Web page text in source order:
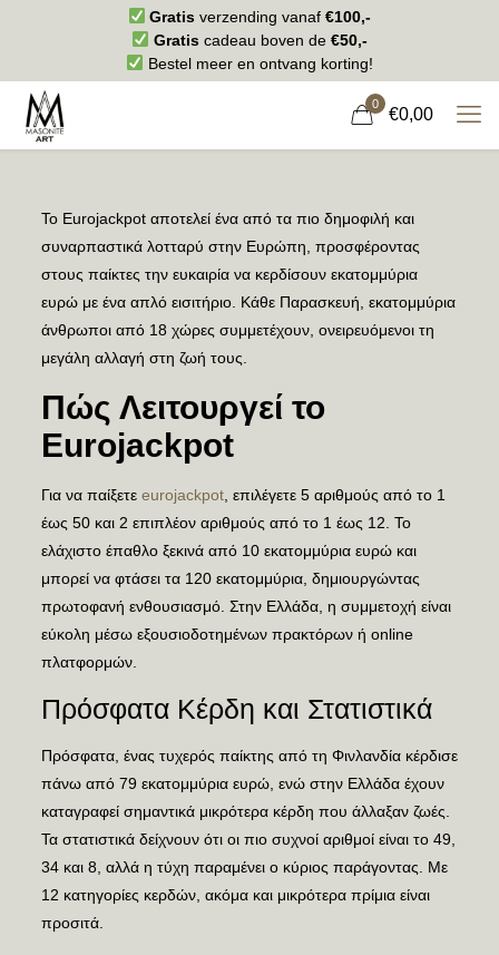
Gratis verzending vanaf€100,-
Gratiscadeau boven de €50,-
Bestel meer en ontvang korting!
0
€0,00
Το Eurojackpot αποτελεί ένα από τα πιο δημοφιλή και
συναρπαστικά λοτταρύ στην Ευρώπη, προσφέροντας
στους παίκτες την ευκαιρία να κερδίσουν εκατομμύρια
ευρώ με ένα απλό εισιτήριο. Κάθε Παρασκευή, εκατομμύρια
άνθρωποι από 18 χώρες συμμετέχουν, ονειρευόμενοι τη
μεγάλη αλλαγή στη ζωή τους.
Πώς Λειτουργεί το
Eurojackpot
Για να παίξετε eurojackpot, επιλέγετε 5 αριθμούς από το 1
έως 50 και 2 επιπλέον αριθμούς από το 1 έως 12. Το
ελάχιστο έπαθλο ξεκινά από 10 εκατομμύρια ευρώ και
μπορεί να φτάσει τα 120 εκατομμύρια, δημιουργώντας
πρωτοφανή ενθουσιασμό. Στην Ελλάδα, η συμμετοχή είναι
εύκολη μέσω εξουσιοδοτημένων πρακτόρων ή online
πλατφορμών.
Πρόσφατα Κέρδη και Στατιστικά
Πρόσφατα, ένας τυχερός παίκτης από τη Φινλανδία κέρδισε
πάνω από 79 εκατομμύρια ευρώ, ενώ στην Ελλάδα έχουν
καταγραφεί σημαντικά μικρότερα κέρδη που άλλαξαν ζωές.
Τα στατιστικά δείχνουν ότι οι πιο συχνοί αριθμοί είναι το 49,
34 και 8, αλλά η τύχη παραμένει ο κύριος παράγοντας. Με
12 κατηγορίες κερδών, ακόμα και μικρότερα πρίμια είναι
προσιτά.